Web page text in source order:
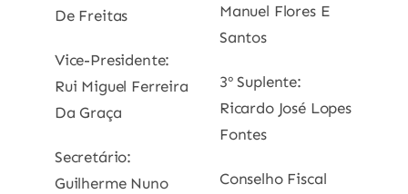
De Freitas
Vice-Presidente:
Rui Miguel Ferreira
Da Graça
Secretário:
Guilherme Nuno
Manuel Flores E
Santos
3º Suplente:
Ricardo José Lopes
Fontes
Conselho Fiscal